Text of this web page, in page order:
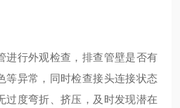
进行外观检查，排查管壁是否有
等异常，同时检查接头连接状态
过度弯折、挤压，及时发现潜在